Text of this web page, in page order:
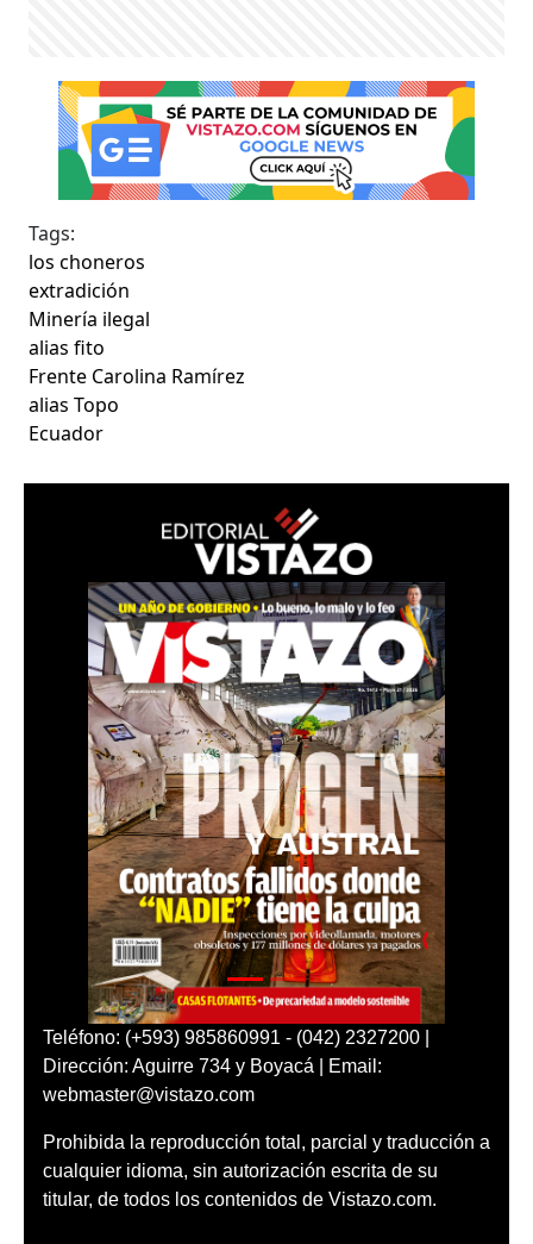
Tags:
los choneros
extradición
Minería ilegal
alias fito
Frente Carolina Ramírez
alias Topo
Ecuador
Teléfono: (+593) 985860991 - (042) 2327200 |
Dirección: Aguirre 734 y Boyacá | Email:
webmaster@vistazo.com
Prohibida la reproducción total, parcial y traducción a
cualquier idioma, sin autorización escrita de su
titular, de todos los contenidos de Vistazo.com.